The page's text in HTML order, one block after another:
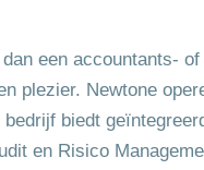
een accountants-
plezier. Newtone
biedt
en Risico